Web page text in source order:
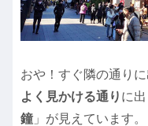
おや！すぐ隣の通り
よく見かける通り に出
鐘 」が見えています。